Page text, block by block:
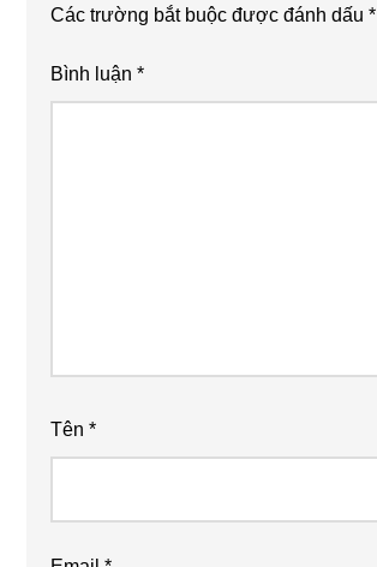
Các trường bắt buộc được đánh dấu*
Bình luận*
Tên*